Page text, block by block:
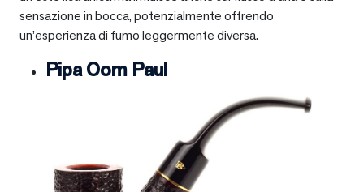
sensazione in bocca, potenzialmente offrendo
un’esperienza di fumo leggermente diversa.
Pipa Oom Paul